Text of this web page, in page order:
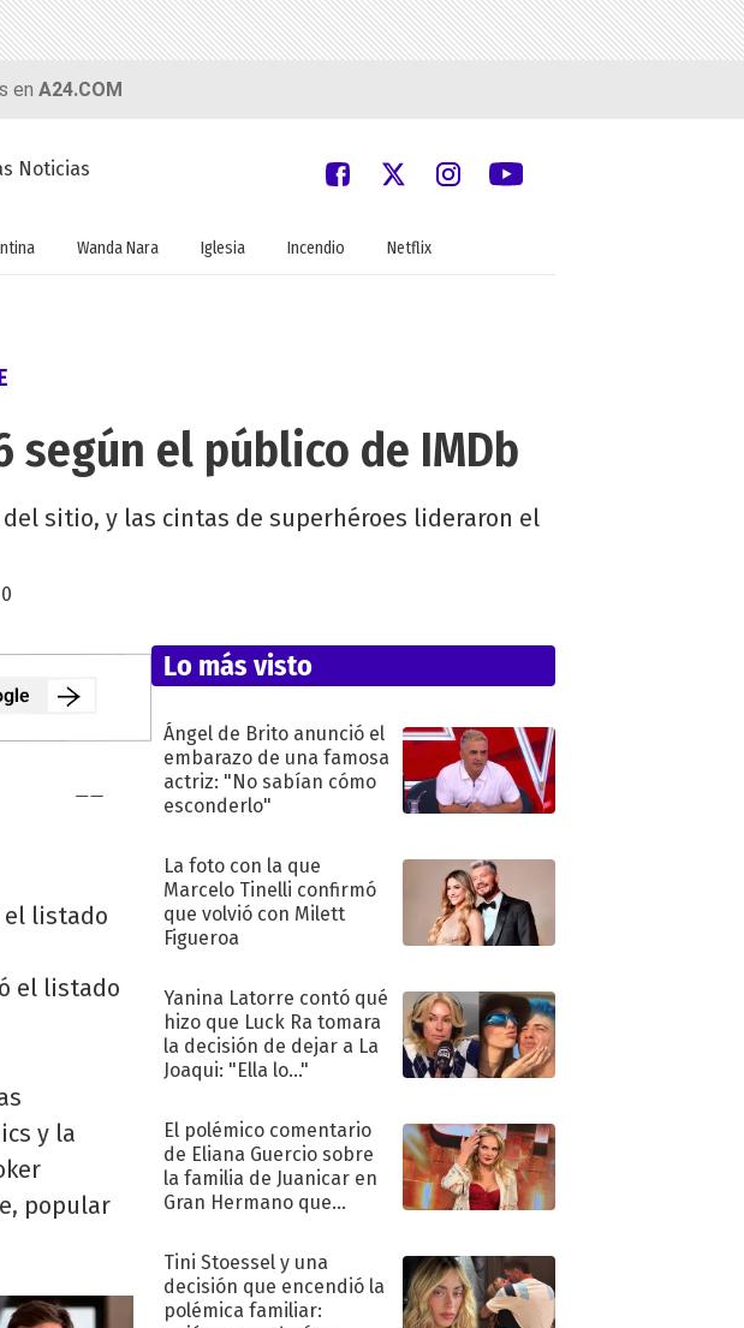
en A24.COM
Noticias
Wanda Nara Iglesia Incendio Netflix
según el público de IMDb
sitio, y las cintas de superhéroes lideraron el
el listado
el listado
y la
popular
Lo más visto
Ángel de Brito anunció el
embarazo de una famosa
actriz: "No sabían cómo
esconderlo"
La foto con la que
Marcelo Tinelli confirmó
que volvió con Milett
Figueroa
Yanina Latorre contó qué
hizo que Luck Ra tomara
la decisión de dejar a La
Joaqui: "Ella lo..."
El polémico comentario
de Eliana Guercio sobre
la familia de Juanicar en
Gran Hermano que
Tini Stoessel y una
decisión que encendió la
polémica familiar: